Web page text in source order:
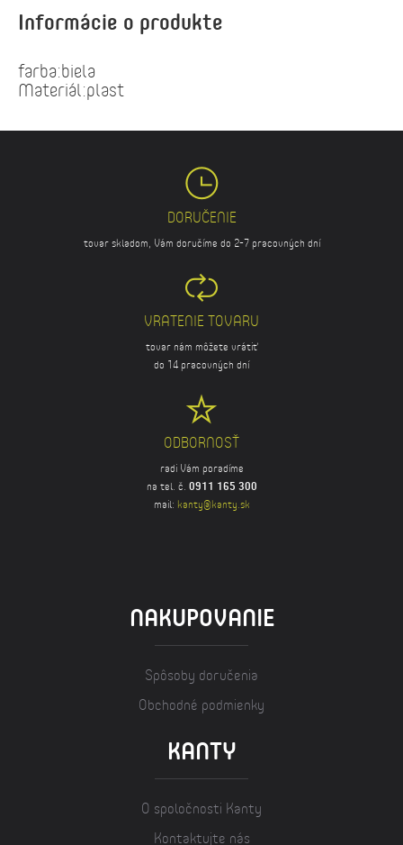
Informácie o produkte
farba:biela
Materiál:plast
DORUČENIE
tovar skladom, Vám doručíme do 2-7 pracovných dní
VRATENIE TOVARU
tovar nám môžete vrátiť
do 14 pracovných dní
ODBORNOSŤ
radi Vám poradíme
na tel. č. 0911 165 300
mail: kanty@kanty.sk
NAKUPOVANIE
Spôsoby doručenia
Obchodné podmienky
KANTY
O spoločnosti Kanty
Kontaktujte nás